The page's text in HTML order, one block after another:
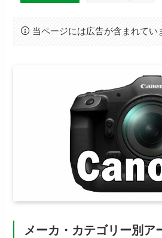
当ページには広告が含まれてい
メーカ・カテゴリー別ア